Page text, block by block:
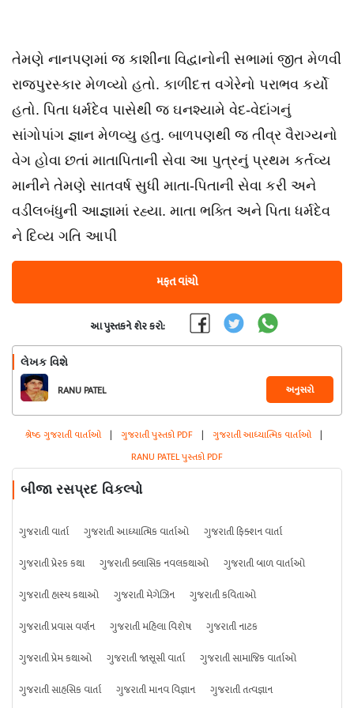
તેમણે નાનપણમાં જ કાશીના વિદ્વાનોની સભામાં જીત મેળવી
રાજપુરસ્કાર મેળવ્યો હતો. કાળીદત્ત વગેરેનો પરાભવ કર્યો
હતો. પિતા ધર્મદેવ પાસેથી જ ઘનશ્યામે વેદ-વેદાંગનું
સાંગોપાંગ જ્ઞાન મેળવ્યુ હતુ. બાળપણથી જ તીવ્ર વૈરાગ્યનો
વેગ હોવા છતાં માતાપિતાની સેવા આ પુત્રનું પ્રથમ કર્તવ્ય
માનીને તેમણે સાતવર્ષ સુધી માતા-પિતાની સેવા કરી અને
વડીલબંધુની આજ્ઞામાં રહ્યા. માતા ભક્તિ અને પિતા ધર્મદેવ
ને દિવ્ય ગતિ આપી
મફત વાંચો
આ પુસ્તકને શેર કરો:
લેખક વિશે
RANU PATEL અનુસરો
શ્રેષ્ઠ ગુજરાતી વાર્તાઓ | ગુજરાતી પુસ્તકો PDF | ગુજરાતી આધ્યાત્મિક વાર્તાઓ |
RANU PATEL પુસ્તકો PDF
બીજા રસપ્રદ વિકલ્પો
ગુજરાતી વાર્તા ગુજરાતી આધ્યાત્મિક વાર્તાઓ
ગુજરાતી ફિક્શન વાર્તા
ગુજરાતી પ્રેરક કથા
ગુજરાતી ક્લાસિક નવલકથાઓ
ગુજરાતી બાળ વાર્તાઓ
ગુજરાતી હાસ્ય કથાઓ
ગુજરાતી મેગેઝિન
ગુજરાતી કવિતાઓ
ગુજરાતી પ્રવાસ વર્ણન
ગુજરાતી મહિલા વિશેષ
ગુજરાતી નાટક
ગુજરાતી પ્રેમ કથાઓ
ગુજરાતી જાસૂસી વાર્તા
ગુજરાતી સામાજિક વાર્તાઓ
ગુજરાતી સાહસિક વાર્તા
ગુજરાતી માનવ વિજ્ઞાન ગુજરાતી તત્વજ્ઞાન